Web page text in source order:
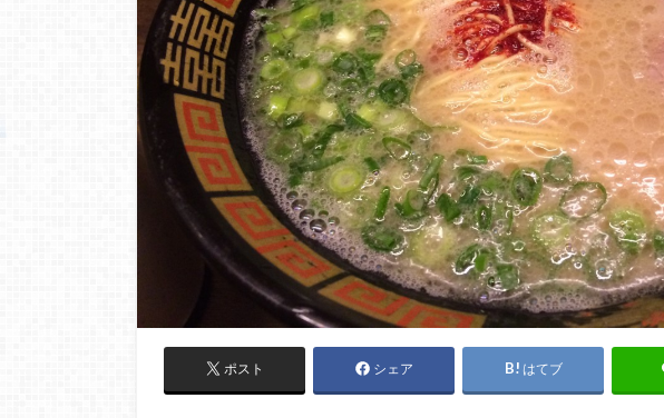
ポスト シェア はてブ